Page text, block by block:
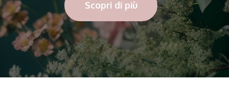
Scopri di più